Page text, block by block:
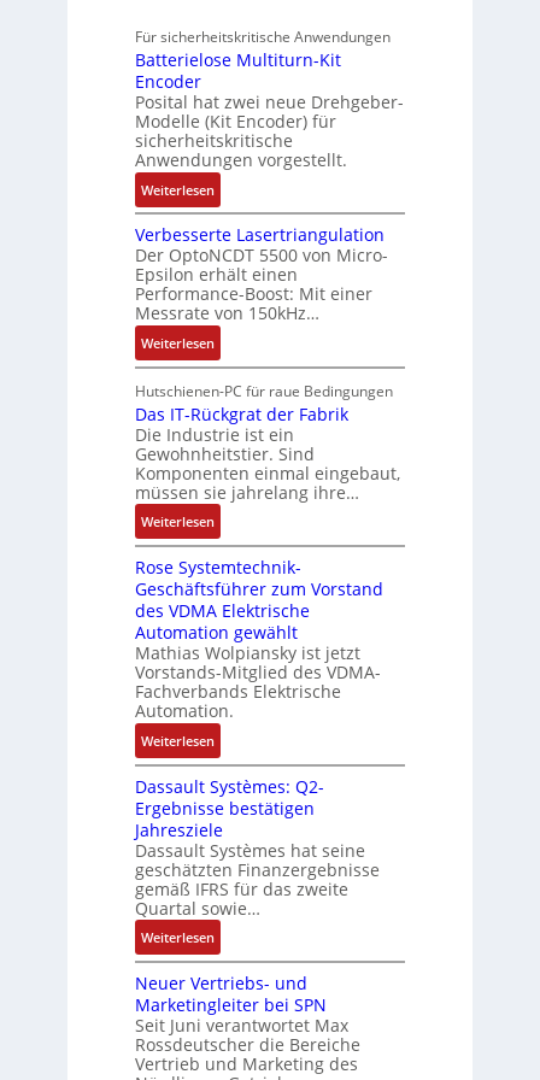
g
s
i
c
h
e
r
e
E
n
t
w
i
c
k
l
u
n
g
o
t
i
k
M
i
l
l
i
o
n
e
n
A
r
b
e
i
t
s
k
r
ä
f
t
e
t
o
m
a
t
i
x
p
a
n
d
i
e
r
t
f
t
r
a
g
s
e
i
n
g
a
n
g
i
m
s
c
h
i
n
e
n
-
u
n
d
A
n
l
a
g
e
n
b
a
u
:
P
o
s
i
t
i
v
Für sicherheitskritische Anwendungen
Batterielose Multiturn-Kit
Encoder
Posital hat zwei neue Drehgeber-
Modelle (Kit Encoder) für
sicherheitskritische
Anwendungen vorgestellt.
Weiterlesen:
B
a
t
t
e
r
i
e
l
o
s
e
M
u
l
i
t
u
r
n
-
K
i
t
E
n
c
o
d
e
r
Verbesserte Lasertriangulation
Der OptoNCDT 5500 von Micro-
Epsilon erhält einen
Performance-Boost: Mit einer
Messrate von 150kHz…
Weiterlesen:
V
e
r
b
e
s
s
e
r
t
e
L
a
s
e
r
r
i
a
n
g
u
l
a
t
i
o
n
Hutschienen-PC für raue Bedingungen
Das IT-Rückgrat der Fabrik
Die Industrie ist ein
Gewohnheitstier. Sind
Komponenten einmal eingebaut,
müssen sie jahrelang ihre…
Weiterlesen:
D
a
s
I
T
-
R
ü
c
k
g
r
a
t
d
e
r
F
a
b
r
i
k
Rose Systemtechnik-
Geschäftsführer zum Vorstand
des VDMA Elektrische
Automation gewählt
Mathias Wolpiansky ist jetzt
Vorstands-Mitglied des VDMA-
Fachverbands Elektrische
Automation.
Weiterlesen:
R
o
s
e
S
y
s
t
e
m
t
e
c
h
Dassault Systèmes: Q2-
Ergebnisse bestätigen
Jahresziele
Dassault Systèmes hat seine
geschätzten Finanzergebnisse
gemäß IFRS für das zweite
Quartal sowie…
Weiterlesen:
D
a
s
s
a
u
Neuer Vertriebs- und
Marketingleiter bei SPN
Seit Juni verantwortet Max
Rossdeutscher die Bereiche
Vertrieb und Marketing des